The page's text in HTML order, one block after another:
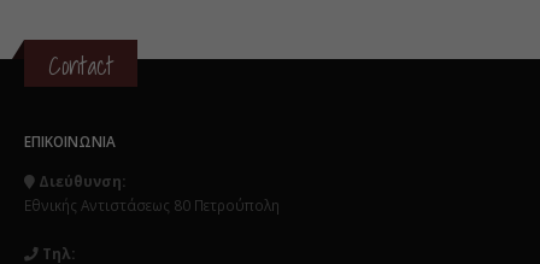
Contact
ΕΠΙΚΟΙΝΩΝΊΑ
Διεύθυνση:
Εθνικής Αντιστάσεως 80 Πετρούπολη
Τηλ: